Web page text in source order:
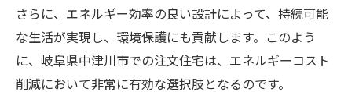
さらに、エネルギー効率の良い設計によって、持続可能
な生活が実現し、環境保護にも貢献します。このよう
に、岐阜県中津川市での注文住宅は、エネルギーコスト
削減において非常に有効な選択肢となるのです。